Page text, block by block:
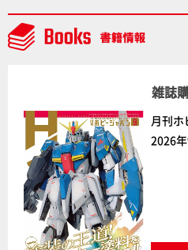
デルコンテスト」～8
中】
雑誌
月刊
2026